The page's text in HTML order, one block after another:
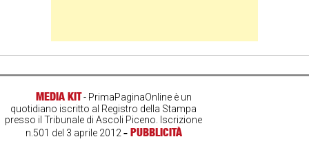
MEDIA KIT- PrimaPaginaOnline è un
quotidiano iscritto al Registro della Stampa
presso il Tribunale di Ascoli Piceno. Iscrizione
n.501 del 3 aprile 2012- PUBBLICITÀ